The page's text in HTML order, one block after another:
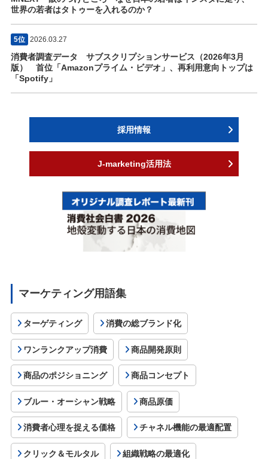
世界の若者はタトゥーを入れるのか？
5位 2026.03.27
消費者調査データ サブスクリプションサービス（2026年3月
版） 首位「Amazonプライム・ビデオ」、再利用意向トップは
「Spotify」
採用情報
J-marketing活用法
マーケティング用語集
ターゲティング 消費の総ブランド化
ワンランクアップ消費 商品開発原則
商品のポジショニング 商品コンセプト
ブルー・オーシャン戦略 商品原価
消費者心理を捉える価格 チャネル機能の最適配置
クリック＆モルタル 組織戦略の最適化